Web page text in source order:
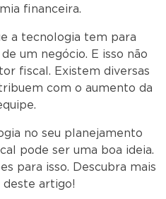
financeira.
a tecnologia tem para
um negócio. E isso não
fiscal. Existem diversas
com o aumento da
no seu planejamento
pode ser uma boa ideia.
para isso. Descubra mais
deste artigo!